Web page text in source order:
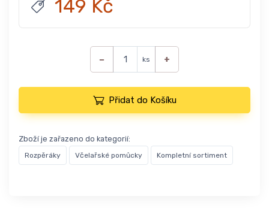
149 Kč
− ks +
Přidat do Košíku
Zboží je zařazeno do kategorií:
Rozpěráky Včelařské pomůcky Kompletní sortiment